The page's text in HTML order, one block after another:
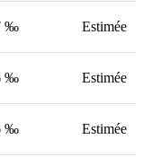
‰ Estimée
‰ Estimée
‰ Estimée